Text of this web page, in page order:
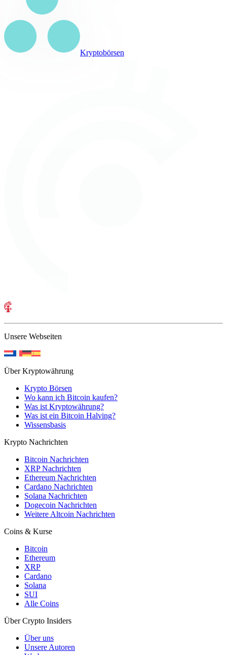
Kryptobörsen
Unsere Webseiten
Über Kryptowährung
Krypto Börsen
Wo kann ich Bitcoin kaufen?
Was ist Kryptowährung?
Was ist ein Bitcoin Halving?
Wissensbasis
Krypto Nachrichten
Bitcoin Nachrichten
XRP Nachrichten
Ethereum Nachrichten
Cardano Nachrichten
Solana Nachrichten
Dogecoin Nachrichten
Weitere Altcoin Nachrichten
Coins & Kurse
Bitcoin
Ethereum
XRP
Cardano
Solana
SUI
Alle Coins
Über Crypto Insiders
Über uns
Unsere Autoren